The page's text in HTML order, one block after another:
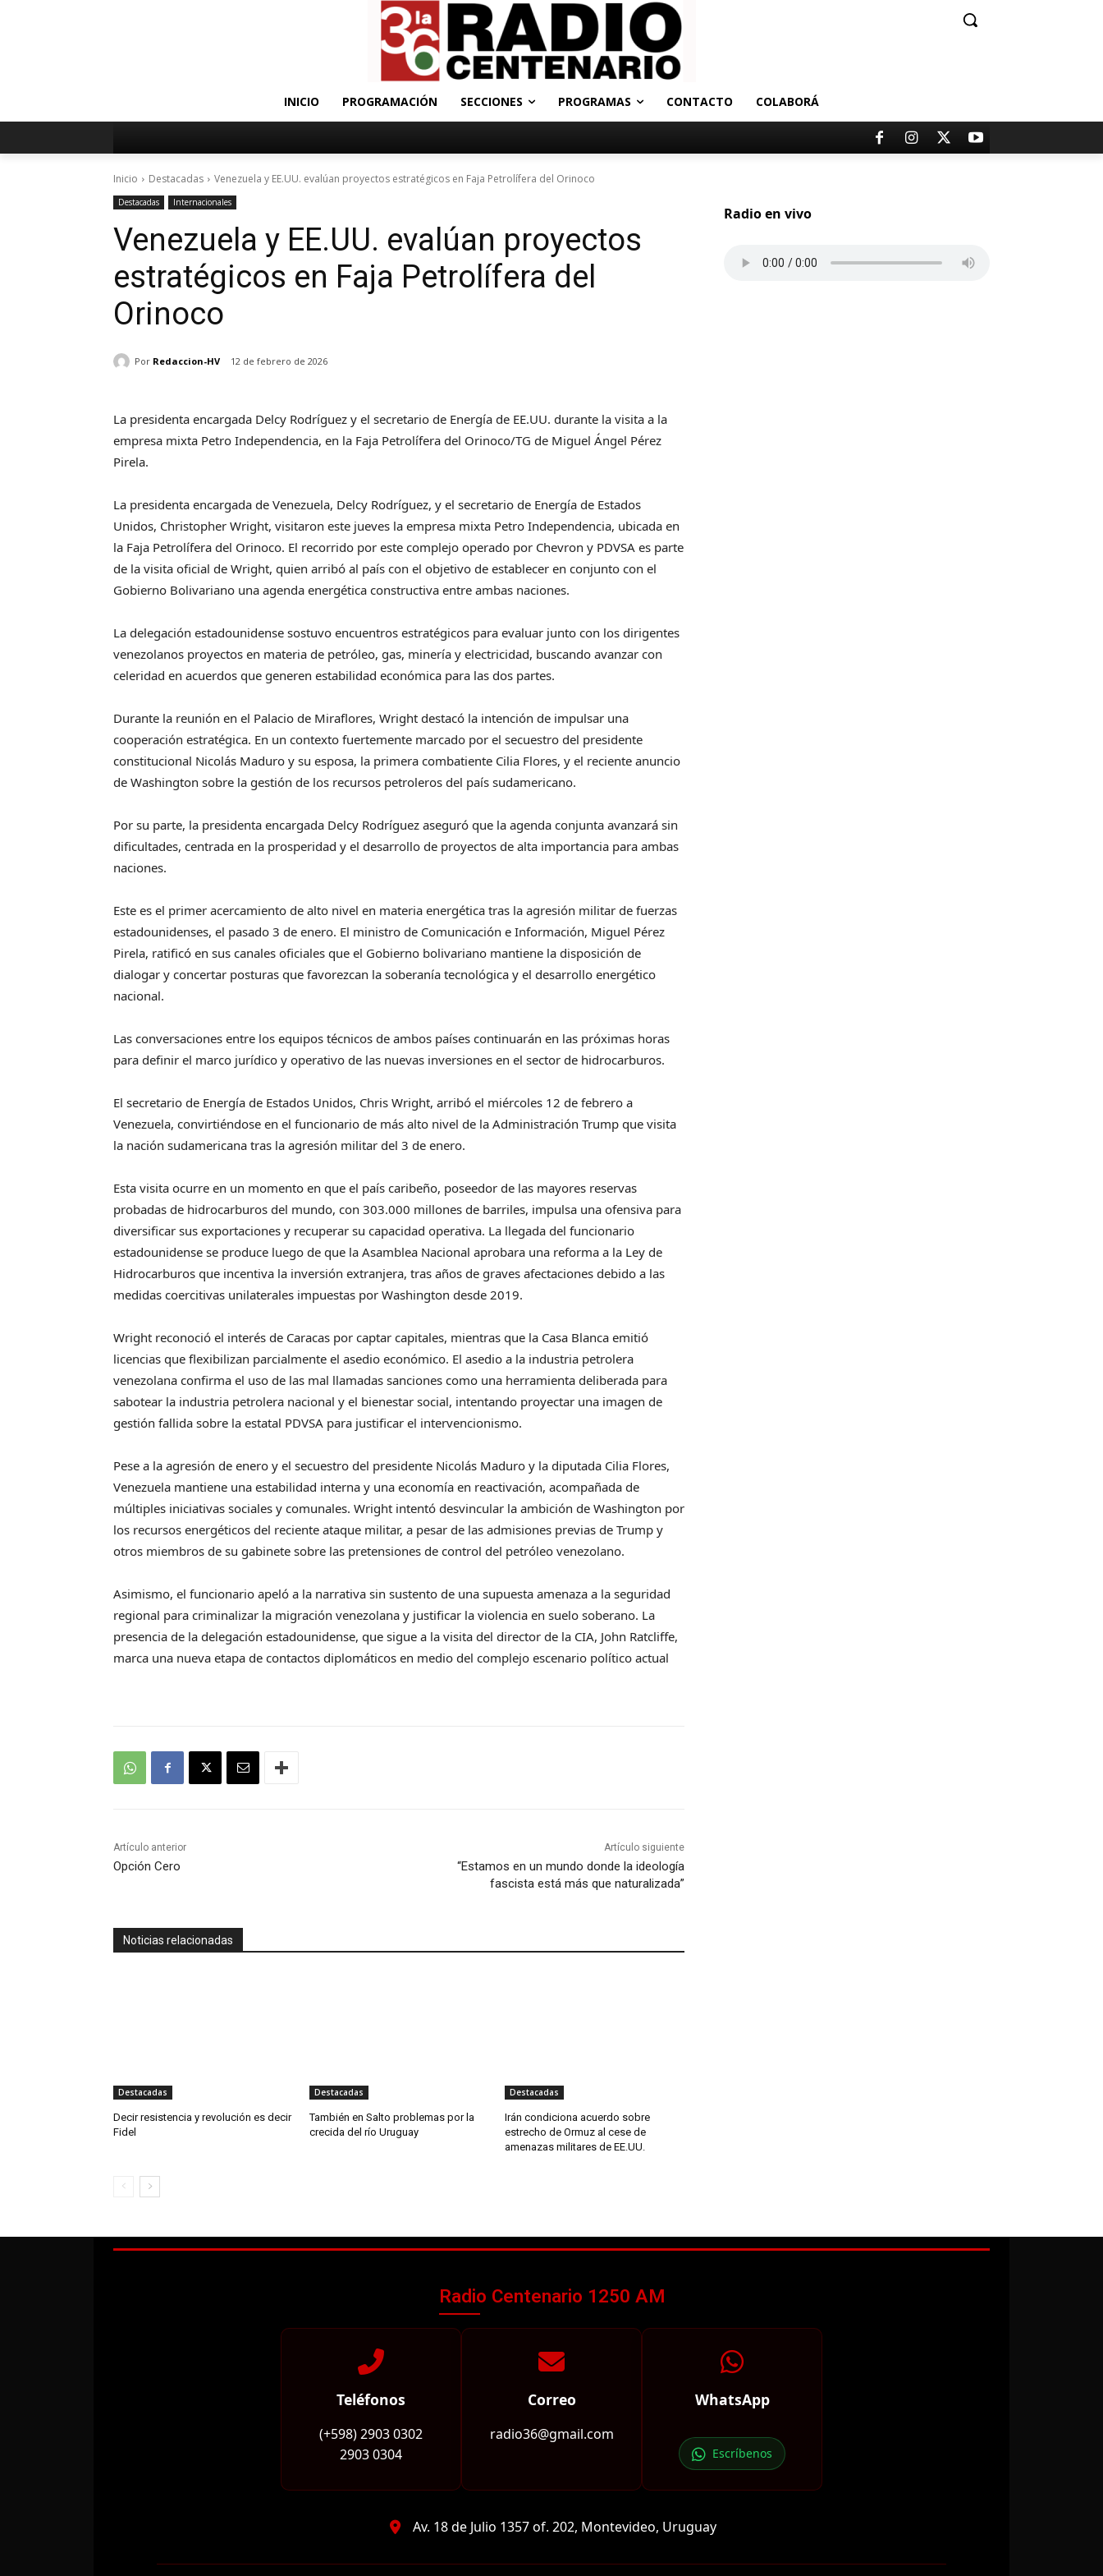
INICIO PROGRAMACIÓN SECCIONES PROGRAMAS CONTACTO COLABORÁ
Inicio Destacadas Venezuela y EE.UU. evalúan proyectos estratégicos en Faja Petrolífera del Orinoco
Destacadas Internacionales
Venezuela y EE.UU. evalúan proyectos
estratégicos en Faja Petrolífera del
Orinoco
Por Redaccion-HV 12 de febrero de 2026
La presidenta encargada Delcy Rodríguez y el secretario de Energía de EE.UU. durante la visita a la
empresa mixta Petro Independencia, en la Faja Petrolífera del Orinoco/TG de Miguel Ángel Pérez
Pirela.
La presidenta encargada de Venezuela, Delcy Rodríguez, y el secretario de Energía de Estados
Unidos, Christopher Wright, visitaron este jueves la empresa mixta Petro Independencia, ubicada en
la Faja Petrolífera del Orinoco. El recorrido por este complejo operado por Chevron y PDVSA es parte
de la visita oficial de Wright, quien arribó al país con el objetivo de establecer en conjunto con el
Gobierno Bolivariano una agenda energética constructiva entre ambas naciones.
La delegación estadounidense sostuvo encuentros estratégicos para evaluar junto con los dirigentes
venezolanos proyectos en materia de petróleo, gas, minería y electricidad, buscando avanzar con
celeridad en acuerdos que generen estabilidad económica para las dos partes.
Durante la reunión en el Palacio de Miraflores, Wright destacó la intención de impulsar una
cooperación estratégica. En un contexto fuertemente marcado por el secuestro del presidente
constitucional Nicolás Maduro y su esposa, la primera combatiente Cilia Flores, y el reciente anuncio
de Washington sobre la gestión de los recursos petroleros del país sudamericano.
Por su parte, la presidenta encargada Delcy Rodríguez aseguró que la agenda conjunta avanzará sin
dificultades, centrada en la prosperidad y el desarrollo de proyectos de alta importancia para ambas
naciones.
Este es el primer acercamiento de alto nivel en materia energética tras la agresión militar de fuerzas
estadounidenses, el pasado 3 de enero. El ministro de Comunicación e Información, Miguel Pérez
Pirela, ratificó en sus canales oficiales que el Gobierno bolivariano mantiene la disposición de
dialogar y concertar posturas que favorezcan la soberanía tecnológica y el desarrollo energético
nacional.
Las conversaciones entre los equipos técnicos de ambos países continuarán en las próximas horas
para definir el marco jurídico y operativo de las nuevas inversiones en el sector de hidrocarburos.
El secretario de Energía de Estados Unidos, Chris Wright, arribó el miércoles 12 de febrero a
Venezuela, convirtiéndose en el funcionario de más alto nivel de la Administración Trump que visita
la nación sudamericana tras la agresión militar del 3 de enero.
Esta visita ocurre en un momento en que el país caribeño, poseedor de las mayores reservas
probadas de hidrocarburos del mundo, con 303.000 millones de barriles, impulsa una ofensiva para
diversificar sus exportaciones y recuperar su capacidad operativa. La llegada del funcionario
estadounidense se produce luego de que la Asamblea Nacional aprobara una reforma a la Ley de
Hidrocarburos que incentiva la inversión extranjera, tras años de graves afectaciones debido a las
medidas coercitivas unilaterales impuestas por Washington desde 2019.
Wright reconoció el interés de Caracas por captar capitales, mientras que la Casa Blanca emitió
licencias que flexibilizan parcialmente el asedio económico. El asedio a la industria petrolera
venezolana confirma el uso de las mal llamadas sanciones como una herramienta deliberada para
sabotear la industria petrolera nacional y el bienestar social, intentando proyectar una imagen de
gestión fallida sobre la estatal PDVSA para justificar el intervencionismo.
Pese a la agresión de enero y el secuestro del presidente Nicolás Maduro y la diputada Cilia Flores,
Venezuela mantiene una estabilidad interna y una economía en reactivación, acompañada de
múltiples iniciativas sociales y comunales. Wright intentó desvincular la ambición de Washington por
los recursos energéticos del reciente ataque militar, a pesar de las admisiones previas de Trump y
otros miembros de su gabinete sobre las pretensiones de control del petróleo venezolano.
Asimismo, el funcionario apeló a la narrativa sin sustento de una supuesta amenaza a la seguridad
regional para criminalizar la migración venezolana y justificar la violencia en suelo soberano. La
presencia de la delegación estadounidense, que sigue a la visita del director de la CIA, John Ratcliffe,
marca una nueva etapa de contactos diplomáticos en medio del complejo escenario político actual
Artículo anterior
Opción Cero
Artículo siguiente
“Estamos en un mundo donde la ideología
fascista está más que naturalizada”
Noticias relacionadas
Destacadas
Decir resistencia y revolución es decir
Fidel
Destacadas
También en Salto problemas por la
crecida del río Uruguay
Destacadas
Irán condiciona acuerdo sobre
estrecho de Ormuz al cese de
amenazas militares de EE.UU.
Radio en vivo
Radio Centenario 1250 AM
Teléfonos
(+598) 2903 0302
2903 0304
Correo
radio36@gmail.com
WhatsApp
Escríbenos
Av. 18 de Julio 1357 of. 202, Montevideo, Uruguay